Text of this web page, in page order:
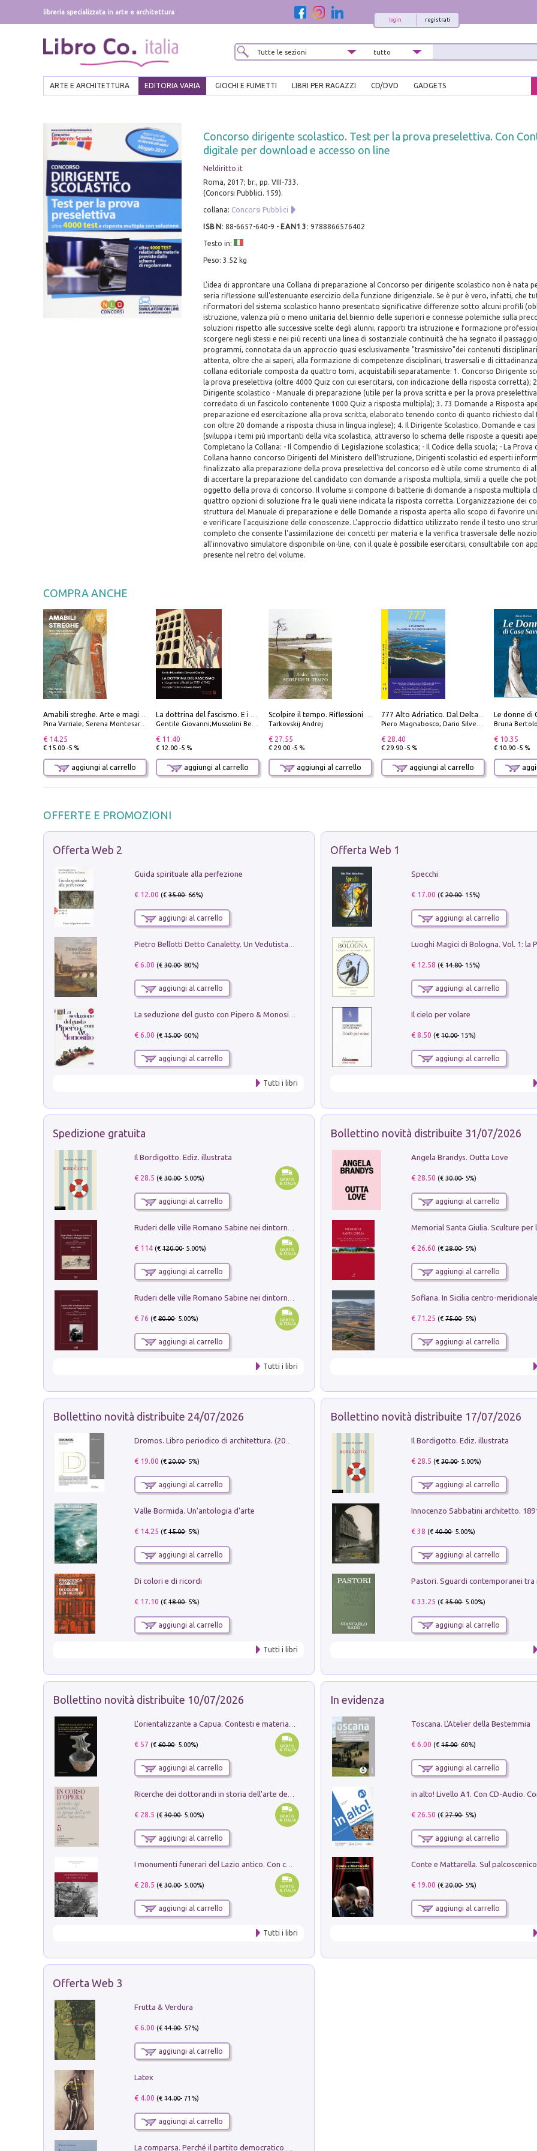
libreria specializzata in arte e architettura
registrati
login
ARTE E ARCHITETTURA EDITORIA VARIA GIOCHI E FUMETTI LIBRI PER RAGAZZI CD/DVD GADGETS
Concorso dirigente scolastico. Test per la prova preselettiva. Con
digitale per download e accesso on line
Neldiritto.it
Roma, 2017; br., pp. VIII-733.
(Concorsi Pubblici. 159).
collana: Concorsi Pubblici
ISBN : 88-6657-640-9 - EAN13 : 9788866576402
Testo in:
Peso: 3.52 kg
L'idea di approntare una Collana di preparazione al Concorso per dirigente scolastico non è nata
seria riflessione sull'estenuante esercizio della funzione dirigenziale. Se è pur è vero, infatti, che
riformatori del sistema scolastico hanno presentato significative differenze sotto alcuni profili
istruzione, valenza più o meno unitaria del biennio delle superiori e connesse polemiche sulla
soluzioni rispetto alle successive scelte degli alunni, rapporti tra istruzione e formazione
scorgere negli stessi e nei più recenti una linea di sostanziale continuità che ha segnato il
programmi, connotata da un approccio quasi esclusivamente "trasmissivo"dei contenuti
attenta, oltre che ai saperi, alla formazione di competenze disciplinari, trasversali e di
collana editoriale composta da quattro tomi, acquistabili separatamente: 1. Concorso Dirigente
la prova preselettiva (oltre 4000 Quiz con cui esercitarsi, con indicazione della risposta corretta);
Dirigente scolastico - Manuale di preparazione (utile per la prova scritta e per la prova
corredato di un fascicolo contenente 1000 Quiz a risposta multipla); 3. 73 Domande a Risposta
preparazione ed esercitazione alla prova scritta, elaborato tenendo conto di quanto richiesto dal
con oltre 20 domande a risposta chiusa in lingua inglese); 4. Il Dirigente Scolastico. Domande e
(sviluppa i temi più importanti della vita scolastica, attraverso lo schema delle risposte a quesiti
Completano la Collana: - Il Compendio di Legislazione scolastica; - Il Codice della scuola; - La
Collana hanno concorso Dirigenti del Ministero dell'Istruzione, Dirigenti scolastici ed esperti
finalizzato alla preparazione della prova preselettiva del concorso ed è utile come strumento di
di accertare la preparazione del candidato con domande a risposta multipla, simili a quelle che
oggetto della prova di concorso. Il volume si compone di batterie di domande a risposta multipla
quattro opzioni di soluzione fra le quali viene indicata la risposta corretta. L'organizzazione dei
struttura del Manuale di preparazione e delle Domande a risposta aperta allo scopo di favorire
e verificare l'acquisizione delle conoscenze. L'approccio didattico utilizzato rende il testo uno
completo che consente l'assimilazione dei concetti per materia e la verifica trasversale delle
all'innovativo simulatore disponibile on-line, con il quale è possibile esercitarsi, consultabile con
presente nel retro del volume.
COMPRA ANCHE
Pina Varriale; Serena Montesarchio
€ 14.25
€ 15.00 -5 %
aggiungi al carrello
Gentile Giovanni;Mussolini Benito
€ 11.40
€ 12.00 -5 %
aggiungi al carrello
Tarkovskij Andrej
€ 27.55
€ 29.00 -5 %
aggiungi al carrello
Piero Magnabosco; Dario Silvestro; Marco Sbrizzi
€ 28.40
€ 29.90 -5 %
aggiungi al carrello
Le donne di
Bruna Bertolo
€ 10.35
€ 10.90 -5 %
OFFERTE E PROMOZIONI
Offerta Web 2
Guida spirituale alla perfezione
€ 12.00 (€35.00- 66%)
aggiungi al carrello
€ 6.00 (€30.00- 80%)
aggiungi al carrello
€ 6.00 (€15.00- 60%)
aggiungi al carrello
Tutti i libri
Offerta Web 1
Specchi
€ 17.00 (€20.00- 15%)
aggiungi al carrello
€ 12.58 (€14.80- 15%)
aggiungi al carrello
Il cielo per volare
€ 8.50 (€10.00- 15%)
aggiungi al carrello
Spedizione gratuita
Il Bordigotto. Ediz. illustrata
€ 28.5 (€30.00- 5.00%)
aggiungi al carrello
€ 114(€120.00- 5.00%)
aggiungi al carrello
€ 76 (€80.00- 5.00%)
aggiungi al carrello
Tutti i libri
Bollettino novità distribuite 31/07/2026
Angela Brandys. Outta Love
€ 28.50 (€30.00- 5%)
aggiungi al carrello
€ 26.60 (€28.00- 5%)
aggiungi al carrello
€ 71.25 (€75.00- 5%)
aggiungi al carrello
Bollettino novità distribuite 24/07/2026
Dromos. Libro periodico di architettura. (2026). Vol. 15: Post-model
€ 19.00 (€20.00- 5%)
aggiungi al carrello
Valle Bormida. Un'antologia d'arte
€ 14.25 (€15.00- 5%)
aggiungi al carrello
Di colori e di ricordi
€ 17.10 (€18.00- 5%)
aggiungi al carrello
Tutti i libri
Bollettino novità distribuite 17/07/2026
Il Bordigotto. Ediz. illustrata
€ 28.5 (€30.00- 5.00%)
aggiungi al carrello
Innocenzo Sabbatini architetto.
€ 38 (€40.00- 5.00%)
aggiungi al carrello
€ 33.25 (€35.00- 5.00%)
aggiungi al carrello
Bollettino novità distribuite 10/07/2026
€ 57 (€60.00- 5.00%)
aggiungi al carrello
€ 28.5 (€30.00- 5.00%)
aggiungi al carrello
I monumenti funerari del Lazio antico. Con cartella con tavole
€ 28.5 (€30.00- 5.00%)
aggiungi al carrello
Tutti i libri
In evidenza
Toscana. L'Atelier della Bestemmia
€ 6.00 (€15.00- 60%)
aggiungi al carrello
€ 26.50 (€27.90- 5%)
aggiungi al carrello
€ 19.00 (€20.00- 5%)
aggiungi al carrello
Offerta Web 3
Frutta & Verdura
€ 6.00 (€14.00- 57%)
aggiungi al carrello
Latex
€ 4.00 (€14.00- 71%)
aggiungi al carrello